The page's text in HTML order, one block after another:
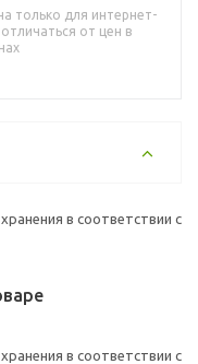
только для интернет-
от цен в
в соответствии с
в соответствии с